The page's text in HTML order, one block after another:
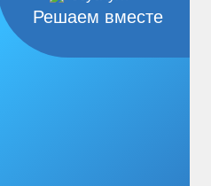
от Министерства
Решаем вместе